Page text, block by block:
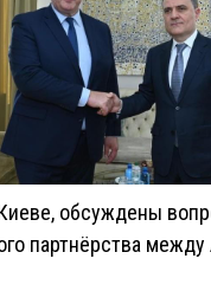
обсуждены
партнёрства